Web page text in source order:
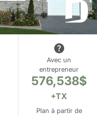
Avec un
entrepreneur
576,538$
+TX
Plan à partir de